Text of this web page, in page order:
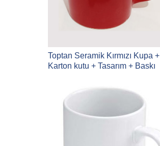
Toptan Seramik Kırmızı Kupa +
Karton kutu + Tasarım + Baskı